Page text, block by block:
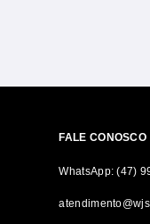
FALE CONOSCO
WhatsApp: (47)